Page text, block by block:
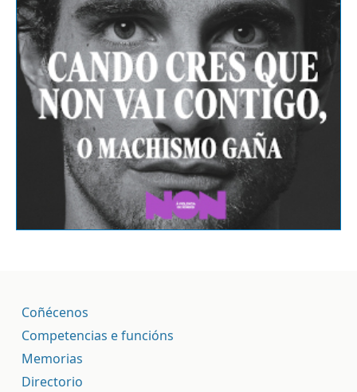
Coñécenos
Competencias e funcións
Memorias
Directorio